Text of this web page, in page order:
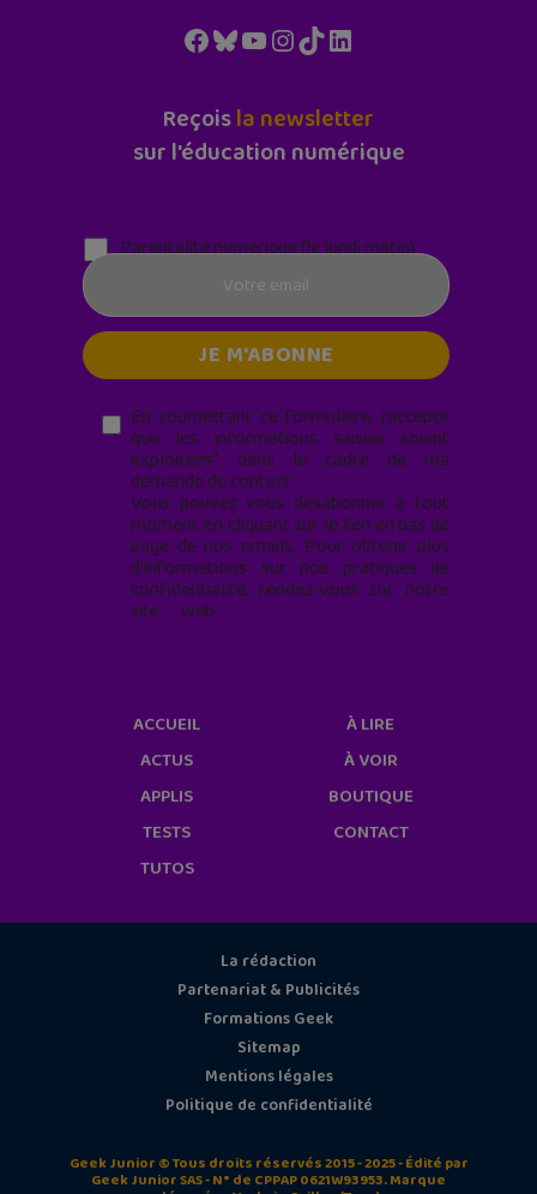
Facebook
Bluesky
YouTube
Instagram
TikTokLinkedIn
Reçoisla newsletter
sur l'éducation numérique
Parentalité numérique (le lundi matin)
En soumettant ce formulaire, j’accepte
que les informations saisies soient
exploitées* dans le cadre de ma
demande de contact.
Vous pouvez vous désabonner à tout
moment en cliquant sur le lien en bas de
page de nos emails. Pour obtenir plus
d'informations sur nos pratiques de
confidentialité, rendez-vous sur notre
site web
ACCUEIL
ACTUS
APPLIS
TESTS
TUTOS
À LIRE
À VOIR
BOUTIQUE
CONTACT
La rédaction
Partenariat & Publicités
Formations Geek
Sitemap
Mentions légales
Politique de confidentialité
Geek Junior © Tous droits réservés 2015 - 2025 - Édité par
Geek Junior SAS - N° de CPPAP 0621W93953. Marque